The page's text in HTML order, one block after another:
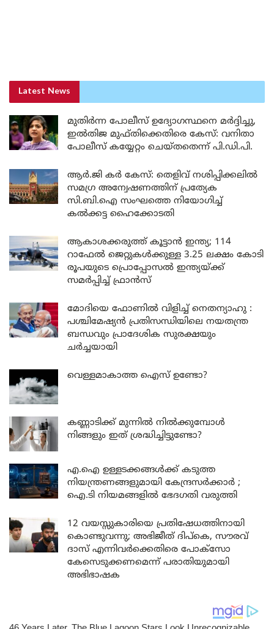
Latest News
മുതിർന്ന പോലീസ് ഉദ്യോഗസ്ഥനെ മർദ്ദിച്ചു,
ഇൽതിജ മുഫ്തിക്കെതിരെ കേസ്: വനിതാ
പോലീസ് കയ്യേറ്റം ചെയ്തതെന്ന് പി.ഡി.പി.
ആർ.ജി കർ കേസ്: തെളിവ് നശിപ്പിക്കലിൽ
സമഗ്ര അന്വേഷണത്തിന് പ്രത്യേക
സി.ബി.ഐ സംഘത്തെ നിയോഗിച്ച്
കൽക്കട്ട ഹൈക്കോടതി
ആകാശക്കരുത്ത് കൂട്ടാൻ ഇന്ത്യ; 114
റാഫേൽ ജെറ്റുകൾക്കുള്ള 3.25 ലക്ഷം കോടി
രൂപയുടെ പ്രൊപ്പോസൽ ഇന്ത്യയ്ക്ക്
സമർപ്പിച്ച് ഫ്രാൻസ്
മോദിയെ ഫോണിൽ വിളിച്ച് നെതന്യാഹു :
പശ്ചിമേഷ്യൻ പ്രതിസന്ധിയിലെ നയതന്ത്ര
ബന്ധവും പ്രാദേശിക സുരക്ഷയും
ചർച്ചയായി
വെള്ളമാകാത്ത ഐസ് ഉണ്ടോ?
കണ്ണാടിക്ക് മുന്നിൽ നിൽക്കുമ്പോൾ
നിങ്ങളും ഇത് ശ്രദ്ധിച്ചിട്ടുണ്ടോ?
എ.ഐ ഉള്ളടക്കങ്ങൾക്ക് കടുത്ത
നിയന്ത്രണങ്ങളുമായി കേന്ദ്രസർക്കാർ ;
ഐ.ടി നിയമങ്ങളിൽ ഭേദഗതി വരുത്തി
12 വയസ്സുകാരിയെ പ്രതിഷേധത്തിനായി
കൊണ്ടുവന്നു; അഭിജീത് ദിപ്കെ, സൗരവ്
ദാസ് എന്നിവർക്കെതിരെ പോക്സോ
കേസെടുക്കണമെന്ന് പരാതിയുമായി
അഭിഭാഷക